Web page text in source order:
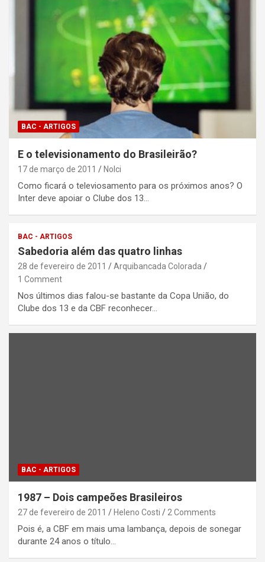
BAC - ARTIGOS
E o televisionamento do Brasileirão?
17 de março de 2011 Nolci
Como ficará o televiosamento para os próximos anos? O
Inter deve apoiar o Clube dos 13…
BAC - ARTIGOS
Sabedoria além das quatro linhas
28 de fevereiro de 2011
Arquibancada Colorada
1 Comment
Nos últimos dias falou-se bastante da Copa União, do
Clube dos 13 e da CBF reconhecer…
BAC - ARTIGOS
1987 – Dois campeões Brasileiros
27 de fevereiro de 2011 Heleno Costi 2 Comments
Pois é, a CBF em mais uma lambança, depois de sonegar
durante 24 anos o título…